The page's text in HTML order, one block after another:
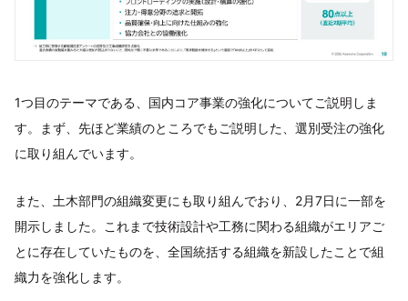
1つ目のテーマである、国内コア事業の強化についてご説明しま
す。まず、先ほど業績のところでもご説明した、選別受注の強化
に取り組んでいます。
また、土木部門の組織変更にも取り組んでおり、2月7日に一部を
開示しました。これまで技術設計や工務に関わる組織がエリアご
とに存在していたものを、全国統括する組織を新設したことで組
織力を強化します。